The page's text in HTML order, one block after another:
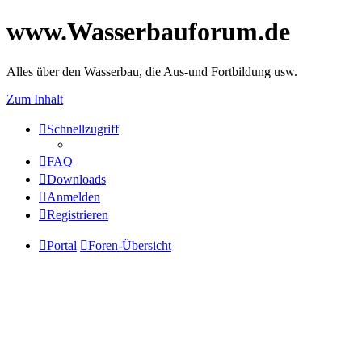
www.Wasserbauforum.de
Alles über den Wasserbau, die Aus-und Fortbildung usw.
Zum Inhalt
Schnellzugriff
FAQ
Downloads
Anmelden
Registrieren
Portal Foren-Übersicht